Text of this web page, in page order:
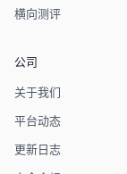
横向测评
公司
关于我们
平台动态
更新日志